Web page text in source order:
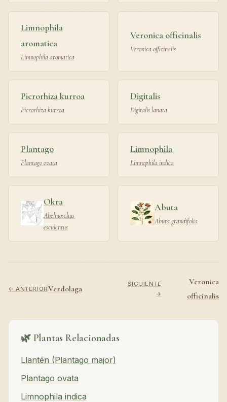
Limnophila
aromatica
Limnophila aromatica
Veronica officinalis
Veronica officinalis
Picrorhiza kurroa
Picrorhiza kurroa
Digitalis
Digitalis lanata
Plantago
Plantago ovata
Limnophila
Limnophila indica
Okra
Abelmoschus
esculentus
Abuta
Abuta grandifolia
← ANTERIORVerdolaga
SIGUIENTE
→
Veronica
officinalis
🌿 Plantas Relacionadas
Llantén (Plantago major)
Plantago ovata
Limnophila indica